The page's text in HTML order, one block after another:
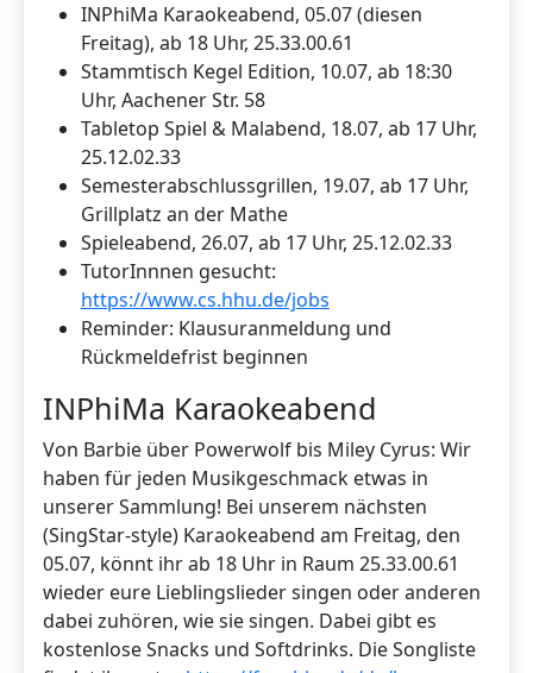
INPhiMa Karaokeabend, 05.07 (diesen
Freitag), ab 18 Uhr, 25.33.00.61
Stammtisch Kegel Edition, 10.07, ab 18:30
Uhr, Aachener Str. 58
Tabletop Spiel & Malabend, 18.07, ab 17 Uhr,
25.12.02.33
Semesterabschlussgrillen, 19.07, ab 17 Uhr,
Grillplatz an der Mathe
Spieleabend, 26.07, ab 17 Uhr, 25.12.02.33
TutorInnnen gesucht:
https://www.cs.hhu.de/jobs
Reminder: Klausuranmeldung und
Rückmeldefrist beginnen
INPhiMa Karaokeabend
Von Barbie über Powerwolf bis Miley Cyrus: Wir
haben für jeden Musikgeschmack etwas in
unserer Sammlung! Bei unserem nächsten
(SingStar-style) Karaokeabend am Freitag, den
05.07, könnt ihr ab 18 Uhr in Raum 25.33.00.61
wieder eure Lieblingslieder singen oder anderen
dabei zuhören, wie sie singen. Dabei gibt es
kostenlose Snacks und Softdrinks. Die Songliste